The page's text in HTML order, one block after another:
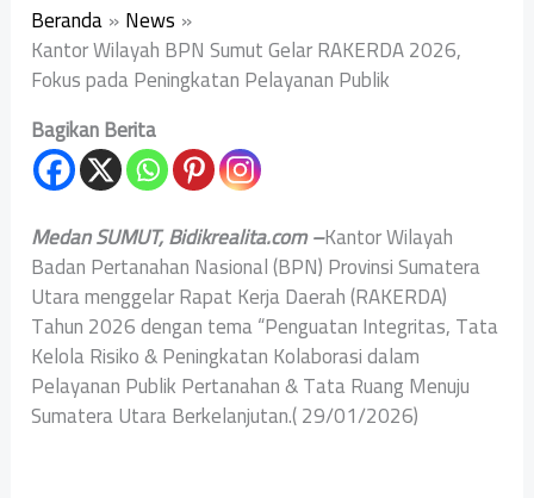
Beranda News
Kantor Wilayah BPN Sumut Gelar RAKERDA 2026,
Fokus pada Peningkatan Pelayanan Publik
Bagikan Berita
Medan SUMUT, Bidikrealita.com –Kantor Wilayah
Badan Pertanahan Nasional (BPN) Provinsi Sumatera
Utara menggelar Rapat Kerja Daerah (RAKERDA)
Tahun 2026 dengan tema “Penguatan Integritas, Tata
Kelola Risiko & Peningkatan Kolaborasi dalam
Pelayanan Publik Pertanahan & Tata Ruang Menuju
Sumatera Utara Berkelanjutan.( 29/01/2026)